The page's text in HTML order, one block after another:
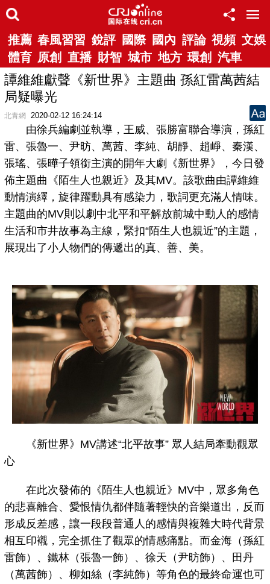
推薦 春風習習 銳評 國際 國內 評論 視頻 文娛
體育 原創 直播 財智 城市 地方 環創 汽車
譚維維獻聲《新世界》主題曲 孫紅雷萬茜結
局疑曝光
北青網 2020-02-12 16:24:14
由徐兵編劇並執導，王威、張勝富聯合導演，孫紅
雷、張魯一、尹昉、萬茜、李純、胡靜、趙崢、秦漢、
張瑤、張曄子領銜主演的開年大劇《新世界》，今日發
佈主題曲《陌生人也親近》及其MV。該歌曲由譚維維
動情演繹，旋律躍動具有感染力，歌詞更充滿人情味。
主題曲的MV則以劇中北平和平解放前城中動人的感情
生活和市井故事為主線，緊扣“陌生人也親近”的主題，
展現出了小人物們的傳遞出的真、善、美。
《新世界》MV講述“北平故事” 眾人結局牽動觀眾
心
在此次發佈的《陌生人也親近》MV中，眾多角色
的悲喜離合、愛恨情仇都伴隨著輕快的音樂道出，反而
形成反差感，讓一段段普通人的感情與複雜大時代背景
相互印襯，完全抓住了觀眾的情感痛點。而金海（孫紅
雷飾）、鐵林（張魯一飾）、徐天（尹昉飾）、田丹
（萬茜飾）、柳如絲（李純飾）等角色的最終命運也可